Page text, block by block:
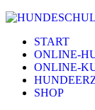
START
ONLINE-
ONLINE-
SHOP